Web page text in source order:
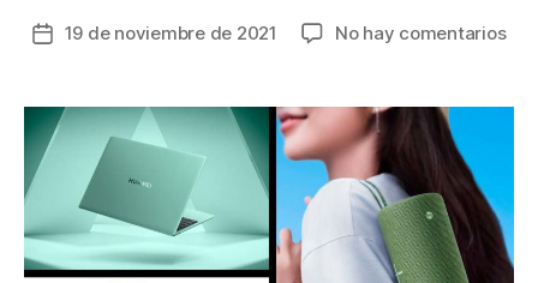
Fecha
entrada
19 de noviembre de 2021 No hay comentariosen
9
el